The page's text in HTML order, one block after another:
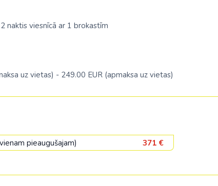
naktis viesnīcā ar 1 brokastīm
uz vietas) - 249.00 EUR (apmaksa uz vietas)
pieaugušajam) 371 €